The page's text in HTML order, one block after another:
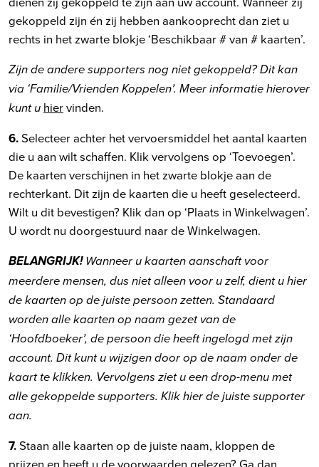
gekoppeld zijn én zij hebben aankooprecht dan ziet u
rechts in het zwarte blokje ‘Beschikbaar # van # kaarten’.
Zijn de andere supporters nog niet gekoppeld? Dit kan
via ‘Familie/Vrienden Koppelen’. Meer informatie hierover
kunt u hiervinden.
6.Selecteer achter het vervoersmiddel het aantal kaarten
die u aan wilt schaffen. Klik vervolgens op ‘Toevoegen’.
De kaarten verschijnen in het zwarte blokje aan de
rechterkant. Dit zijn de kaarten die u heeft geselecteerd.
Wilt u dit bevestigen? Klik dan op ‘Plaats in Winkelwagen’.
U wordt nu doorgestuurd naar de Winkelwagen.
BELANGRIJK!Wanneer u kaarten aanschaft voor
meerdere mensen, dus niet alleen voor u zelf, dient u hier
de kaarten op de juiste persoon zetten. Standaard
worden alle kaarten op naam gezet van de
‘Hoofdboeker’, de persoon die heeft ingelogd met zijn
account. Dit kunt u wijzigen door op de naam onder de
kaart te klikken. Vervolgens ziet u een drop-menu met
alle gekoppelde supporters. Klik hier de juiste supporter
aan.
7.Staan alle kaarten op de juiste naam, kloppen de
prijzen en heeft u de voorwaarden gelezen? Ga dan